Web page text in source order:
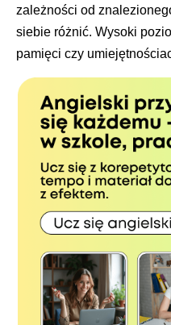
zależności od
siebie różnić. Wysoki
pamięci czy